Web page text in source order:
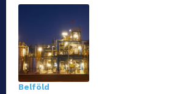
Belföld